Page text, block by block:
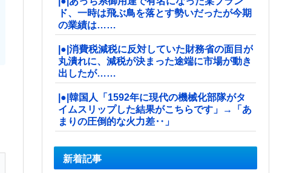
ド、一時は飛ぶ鳥を落とす勢いだったが今期
の業績は……
|●|消費税減税に反対していた財務省の面目が
丸潰れに、減税が決まった途端に市場が動き
出したが……
|●|韓国人「1592年に現代の機械化部隊がタ
イムスリップした結果がこちらです」→「あ
まりの圧倒的な火力差‥」
新着記事